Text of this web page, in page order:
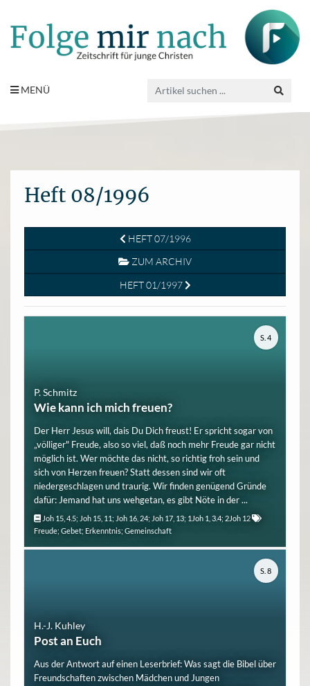
MENÜ
Heft 08/1996
HEFT 07/1996
ZUM ARCHIV
HEFT 01/1997
P. Schmitz
Wie kann ich mich freuen?
Der Herr Jesus will, dais Du Dich freust! Er spricht sogar von
„völliger" Freude, also so viel, daß noch mehr Freude gar nicht
möglich ist. Wer möchte das nicht, so richtig froh sein und
sich von Herzen freuen? Statt dessen sind wir oft
niedergeschlagen und traurig. Wir finden genügend Gründe
dafür: Jemand hat uns wehgetan, es gibt Nöte in der ...
Joh 15, 4.5; Joh 15, 11; Joh 16, 24; Joh 17, 13; 1Joh 1, 3.4; 2Joh 12
Freude; Gebet; Erkenntnis; Gemeinschaft
S. 4
H.-J. Kuhley
Post an Euch
Aus der Antwort auf einen Leserbrief: Was sagt die Bibel über
Freundschaften zwischen Mädchen und Jungen
S. 8